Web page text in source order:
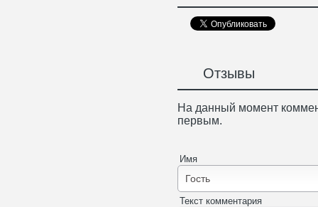
Отзывы
На данный момент
первым.
Имя
Текст комментария